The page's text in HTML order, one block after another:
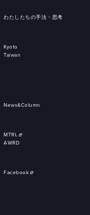
わたしたちの手法・思考
Kyoto
Taiwan
News&Column
MTRL
AWRD
Facebook